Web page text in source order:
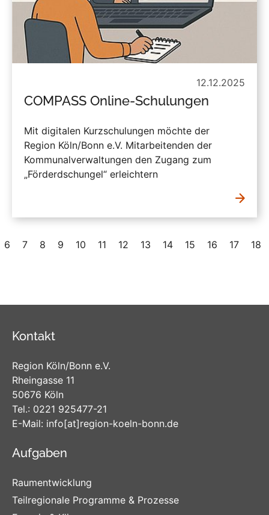
12.12.2025
COMPASS Online-Schulungen
Mit digitalen Kurzschulungen möchte der
Region Köln/Bonn e.V. Mitarbeitenden der
Kommunalverwaltungen den Zugang zum
„Förderdschungel“ erleichtern
6 7 8 9 10 11 12 13 14 15 16 17 18
Kontakt
Region Köln/Bonn e.V.
Rheingasse 11
50676 Köln
Tel.: 0221 925477-21
E-Mail: info[at]region-koeln-bonn.de
Aufgaben
Raumentwicklung
Teilregionale Programme & Prozesse